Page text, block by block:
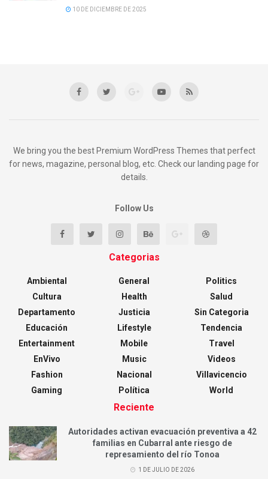
10 DE DICIEMBRE DE 2025
We bring you the best Premium WordPress Themes that perfect
for news, magazine, personal blog, etc. Check our landing page for
details.
Follow Us
Categorias
Ambiental
Cultura
Departamento
Educación
Entertainment
EnVivo
Fashion
Gaming
General
Health
Justicia
Lifestyle
Mobile
Music
Nacional
Política
Politics
Salud
Sin Categoria
Tendencia
Travel
Videos
Villavicencio
World
Reciente
Autoridades activan evacuación preventiva a 42
familias en Cubarral ante riesgo de
represamiento del río Tonoa
1 DE JULIO DE 2026